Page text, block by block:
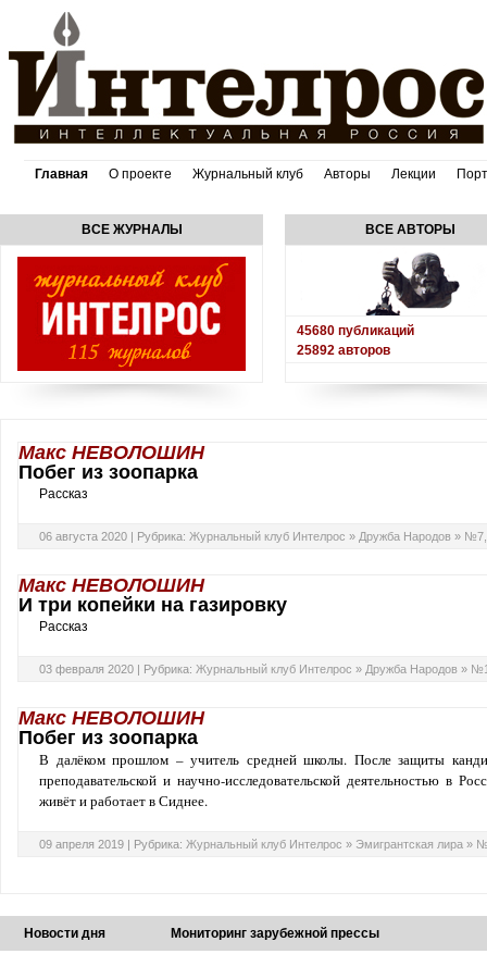
Главная О проекте Журнальный клуб Авторы Лекции
ВСЕ ЖУРНАЛЫ ВСЕ АВТОРЫ
45680 публикаций
25892 авторов
Макс НЕВОЛОШИН
Побег из зоопарка
Рассказ
06 августа 2020 | Рубрика: Журнальный клуб Интелрос » Дружба Народов » №7,
Макс НЕВОЛОШИН
И три копейки на газировку
Рассказ
03 февраля 2020 | Рубрика: Журнальный клуб Интелрос » Дружба Народов »
Макс НЕВОЛОШИН
Побег из зоопарка
В далёком прошлом – учитель средней школы. После защиты
преподавательской и научно-исследовательской деятельностью в
живёт и работает в Сиднее.
09 апреля 2019 | Рубрика: Журнальный клуб Интелрос » Эмигрантская лира »
Новости дня Мониторинг зарубежной прессы